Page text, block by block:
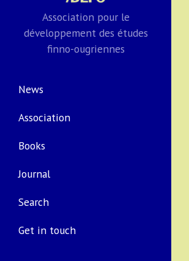
Association pour le
développement des études
finno-ougriennes
News
Association
Books
Journal
Search
Get in touch